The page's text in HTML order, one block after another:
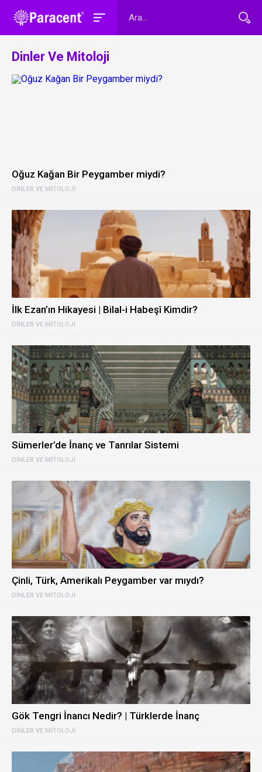
Dinler Ve Mitoloji
DINLER VE MITOLOJI
Oğuz Kağan Bir Peygamber miydi?
DINLER VE MITOLOJI
İlk Ezan’ın Hikayesi | Bilal-i Habeşî Kimdir?
DINLER VE MITOLOJI
Sümerler’de İnanç ve Tanrılar Sistemi
DINLER VE MITOLOJI
Çinli, Türk, Amerikalı Peygamber var mıydı?
DINLER VE MITOLOJI
Gök Tengri İnancı Nedir? | Türklerde İnanç